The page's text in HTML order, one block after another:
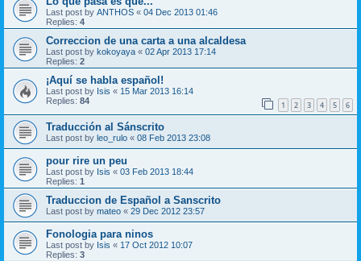
Last post by ANTHOS « 04 Dec 2013 01:46
Replies: 4
Correccion de una carta a una alcaldesa
Last post by kokoyaya « 02 Apr 2013 17:14
Replies: 2
¡Aquí se habla español!
Last post by Isis « 15 Mar 2013 16:14
Replies: 84 1 2 3 4 5 6
Traducción al Sánscrito
Last post by leo_rulo « 08 Feb 2013 23:08
pour rire un peu
Last post by Isis « 03 Feb 2013 18:44
Replies: 1
Traduccion de Español a Sanscrito
Last post by mateo « 29 Dec 2012 23:57
Fonologia para ninos
Last post by Isis « 17 Oct 2012 10:07
Replies: 3